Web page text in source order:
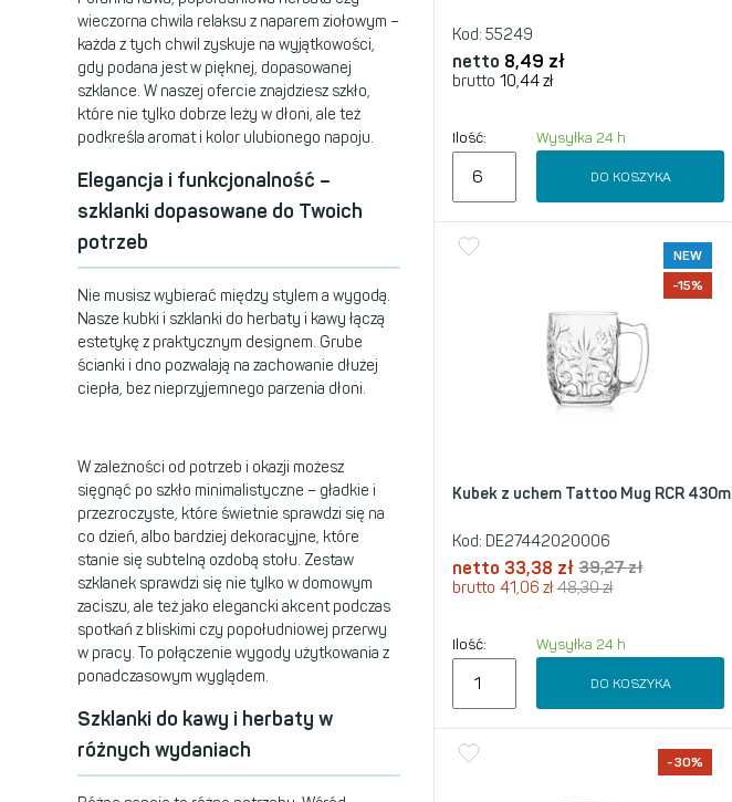
wieczorna chwila relaksu z naparem ziołowym –
każda z tych chwil zyskuje na wyjątkowości,
gdy podana jest w pięknej, dopasowanej
szklance. W naszej ofercie znajdziesz szkło,
które nie tylko dobrze leży w dłoni, ale też
podkreśla aromat i kolor ulubionego napoju.
Elegancja i funkcjonalność –
szklanki dopasowane do Twoich
potrzeb
Nie musisz wybierać między stylem a wygodą.
Nasze kubki i szklanki do herbaty i kawy łączą
estetykę z praktycznym designem. Grube
ścianki i dno pozwalają na zachowanie dłużej
ciepła, bez nieprzyjemnego parzenia dłoni.
W zależności od potrzeb i okazji możesz
sięgnąć po szkło minimalistyczne – gładkie i
przezroczyste, które świetnie sprawdzi się na
co dzień, albo bardziej dekoracyjne, które
stanie się subtelną ozdobą stołu. Zestaw
szklanek sprawdzi się nie tylko w domowym
zaciszu, ale też jako elegancki akcent podczas
spotkań z bliskimi czy popołudniowej przerwy
w pracy. To połączenie wygody użytkowania z
ponadczasowym wyglądem.
Szklanki do kawy i herbaty w
różnych wydaniach
Kod: 55249
netto 8,49 zł
brutto 10,44zł
Ilość: Wysyłka 24 h
DO KOSZYKA
NEW
-15%
Kubek z uchem Tattoo Mug RCR 430ml
Kod: DE27442020006
netto 33,38 zł 39,27zł
brutto 41,06 zł48,30zł
Ilość: Wysyłka 24 h
DO KOSZYKA
-30%